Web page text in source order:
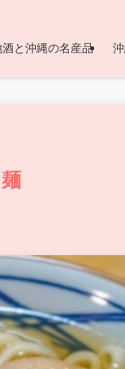
と沖縄の名産品